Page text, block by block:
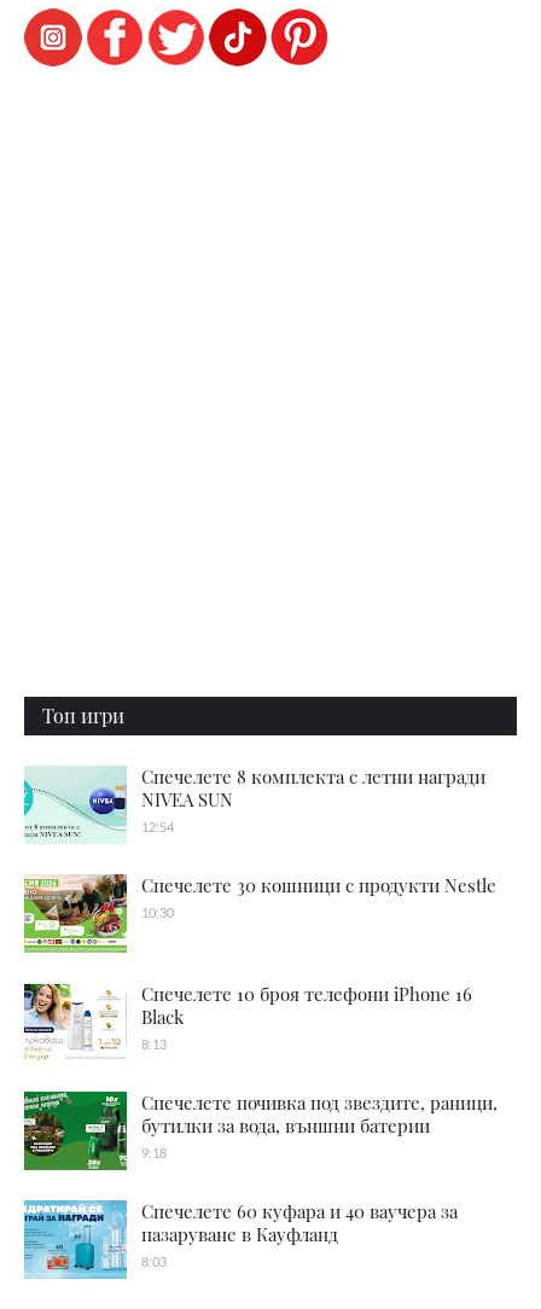
Топ игри
Спечелете 8 комплекта с летни награди
NIVEA SUN
12:54
Спечелете 30 кошници с продукти Nestle
10:30
Спечелете 10 броя телефони iPhone 16
Black
8:13
Спечелете почивка под звездите, раници,
бутилки за вода, външни батерии
9:18
Спечелете 60 куфара и 40 ваучера за
пазаруване в Кауфланд
8:03